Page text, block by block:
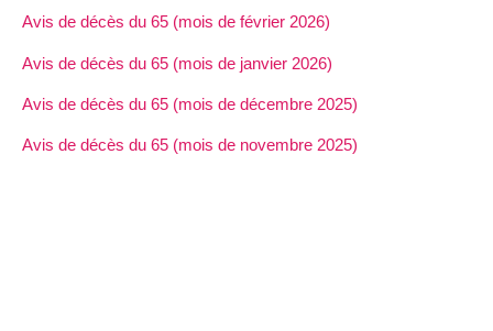
Avis de décès du 65 (mois de février 2026)
Avis de décès du 65 (mois de janvier 2026)
Avis de décès du 65 (mois de décembre 2025)
Avis de décès du 65 (mois de novembre 2025)